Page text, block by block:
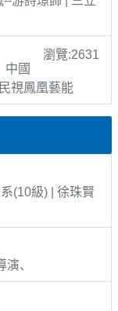
瀏覽:2631
中國
視鳳凰藝能
(10級) | 徐珠賢
、